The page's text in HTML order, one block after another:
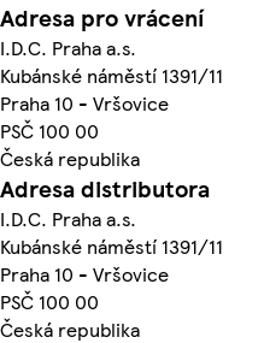
Adresa pro vrácení
I.D.C. Praha a.s.
Kubánské náměstí 1391/11
Praha 10 - Vršovice
PSČ 100 00
Česká republika
Adresa distributora
I.D.C. Praha a.s.
Kubánské náměstí 1391/11
Praha 10 - Vršovice
PSČ 100 00
Česká republika